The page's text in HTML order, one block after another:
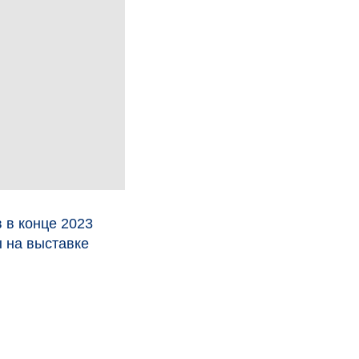
в конце 2023
на выставке